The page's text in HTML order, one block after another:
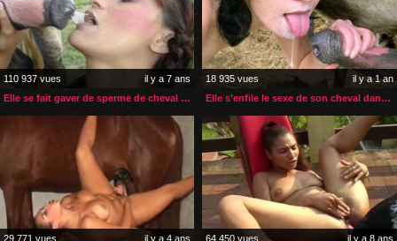
110 937 vues
il y a 7 ans
Elle se fait gaver de sperme de cheval après le sexe
18 935 vues
il y a 1 an
Elle s’enfile le sexe de son cheval dans tous ses orifices
29 771 vues il y a 4 ans 64 450 vues il y a 8 ans